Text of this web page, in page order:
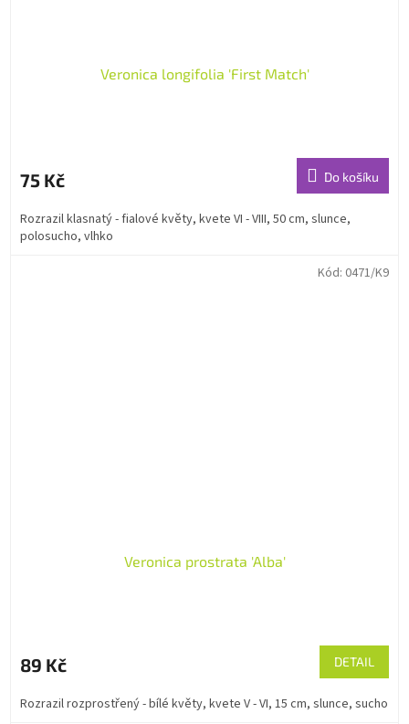
Veronica longifolia 'First Match'
75 Kč Do košíku
Rozrazil klasnatý - fialové květy, kvete VI - VIII, 50 cm, slunce,
polosucho, vlhko
Veronica prostrata 'Alba'
89 Kč DETAIL
Rozrazil rozprostřený - bílé květy, kvete V - VI, 15 cm, slunce, sucho
Kód: 0471/K9